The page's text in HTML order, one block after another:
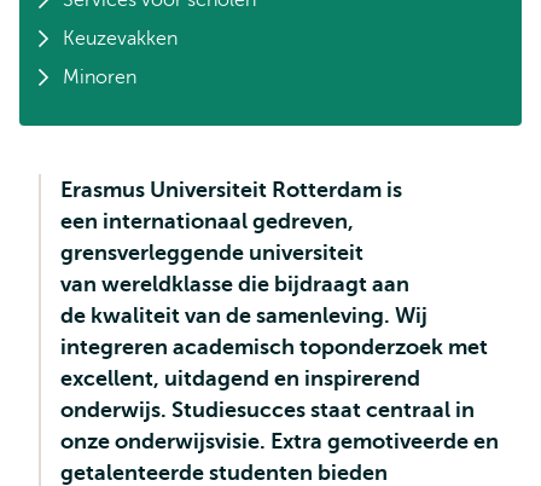
Keuzevakken
Minoren
Erasmus Universiteit Rotterdam is
een internationaal gedreven,
grensverleggende universiteit
van wereldklasse die bijdraagt aan
de kwaliteit van de samenleving. Wij
integreren academisch toponderzoek met
excellent, uitdagend en inspirerend
onderwijs. Studiesucces staat centraal in
onze onderwijsvisie. Extra gemotiveerde en
getalenteerde studenten bieden